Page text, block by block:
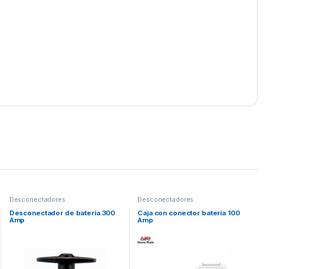
Desconectadores
Desconectador de batería 300
Amp
Desconectadores
Caja con conector batería 100
Amp